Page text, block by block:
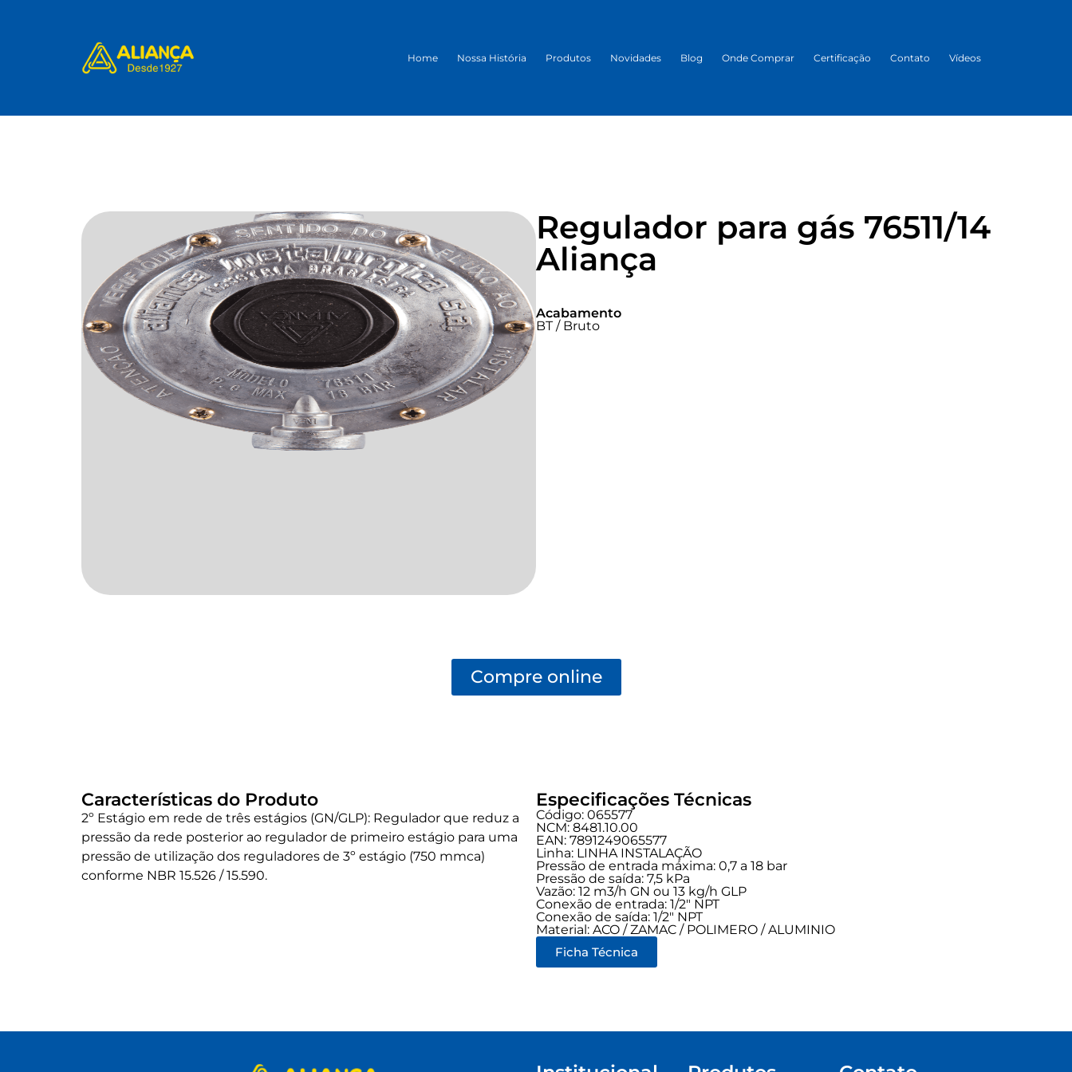
Home Nossa História Produtos Novidades Blog Onde Comprar Certificação Contato Vídeos
Regulador para gás 76511/14
Aliança
Acabamento
BT / Bruto
Compre online
Características do Produto
2º Estágio em rede de três estágios (GN/GLP): Regulador que reduz a
pressão da rede posterior ao regulador de primeiro estágio para uma
pressão de utilização dos reguladores de 3º estágio (750 mmca)
conforme NBR 15.526 / 15.590.
Especificações Técnicas
Código: 065577
NCM: 8481.10.00
EAN: 7891249065577
Linha: LINHA INSTALAÇÃO
Pressão de entrada máxima: 0,7 a 18 bar
Pressão de saída: 7,5 kPa
Vazão: 12 m3/h GN ou 13 kg/h GLP
Conexão de entrada: 1/2" NPT
Conexão de saída: 1/2" NPT
Material: ACO / ZAMAC / POLIMERO / ALUMINIO
Ficha Técnica